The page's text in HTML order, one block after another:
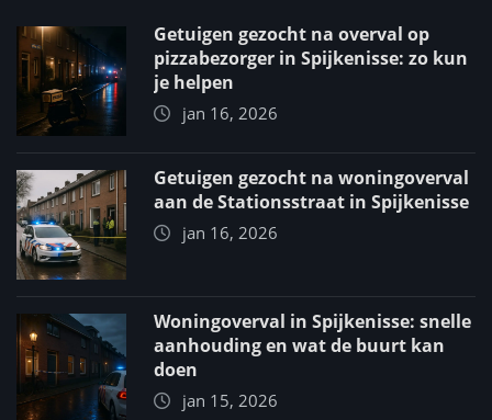
Getuigen gezocht na overval op
pizzabezorger in Spijkenisse: zo kun
je helpen
jan 16, 2026
Getuigen gezocht na woningoverval
aan de Stationsstraat in Spijkenisse
jan 16, 2026
Woningoverval in Spijkenisse: snelle
aanhouding en wat de buurt kan
doen
jan 15, 2026